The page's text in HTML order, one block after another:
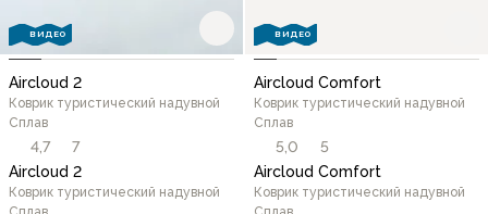
ВИДЕО
Aircloud 2
Коврик туристический надувной
Сплав
4,7
7
Aircloud 2
Коврик туристический надувной
ВИДЕО
Aircloud Comfort
Коврик туристический надувной
Сплав
5,0
5
Aircloud Comfort
Коврик туристический надувной